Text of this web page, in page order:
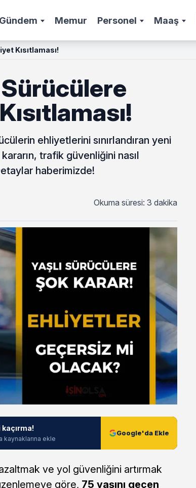
Gündem Memur Personel Maaş
Kısıtlaması!
ehliyetlerini sınırlandıran yeni
trafik güvenliğini nasıl
haberimizde!
Okuma süresi: 3 dakika
ekle
Google'da Ekle
ve yol güvenliğini artırmak
göre, 75 yaşını geçen